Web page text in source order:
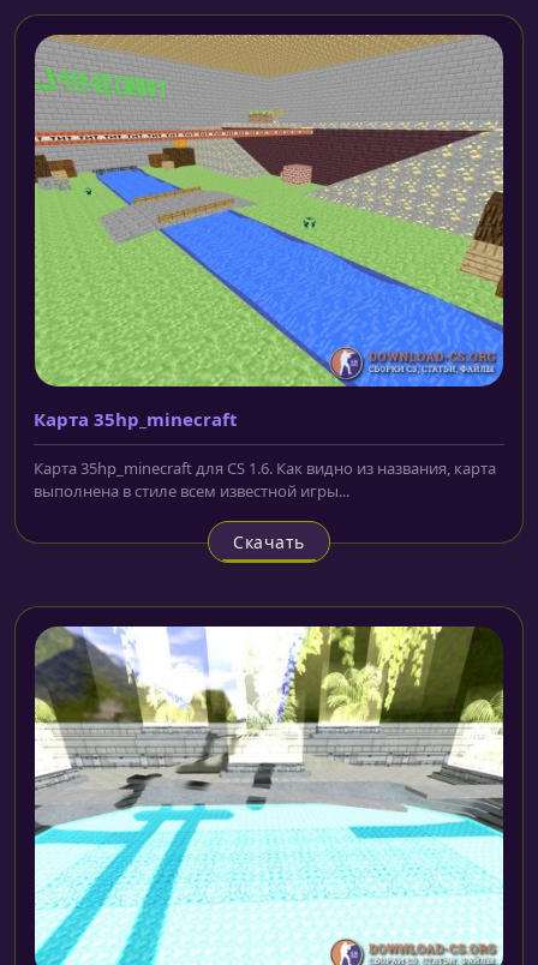
Карта 35hp_minecraft
Карта 35hp_minecraft для CS 1.6. Как видно из названия, карта
выполнена в стиле всем известной игры...
Скачать